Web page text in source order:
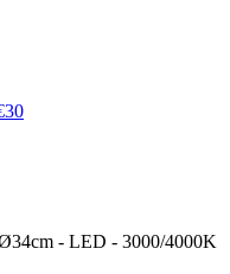
- LED - 3000/4000K